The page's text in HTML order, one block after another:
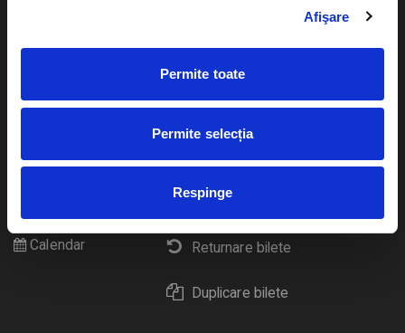
Afişare
Permite toate
Permite selecția
Respinge
Cum comand bilete?
Plata online sau cash
eBilet printat acasa
Livrare prin curier
Returnare bilete
Duplicare bilete
festivaluri
Pentru copii
Calendar